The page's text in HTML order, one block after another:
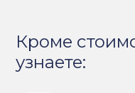
Кроме
узнаете: